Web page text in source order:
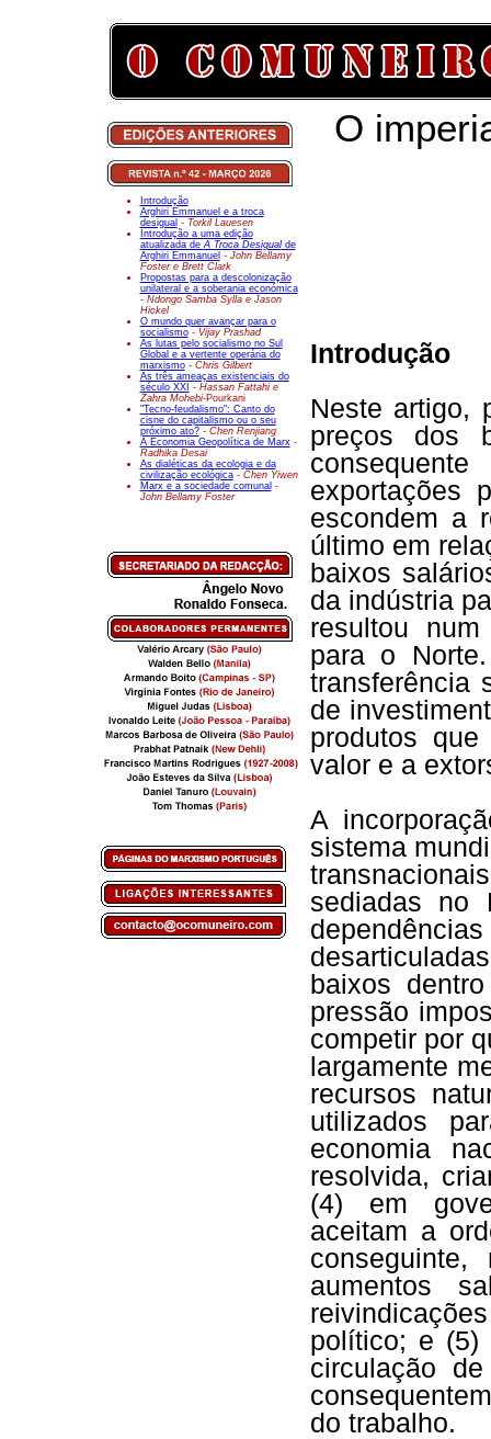
Introdução
Arghiri Emmanuel e a troca
desigual - Torkil Lauesen
Introdução a uma edição
atualizada deA Troca Desigualde
Arghiri Emmanuel - John Bellamy
Foster e Brett Clark
Propostas para a descolonização
unilateral e a soberania económica
- Ndongo Samba Sylla e Jason
Hickel
O mundo quer avançar para o
socialismo- Vijay Prashad
As lutas pelo socialismo no Sul
Global e a vertente operária do
marxismo- Chris Gilbert
As três ameaças existenciais do
século XXI - Hassan Fattahi e
Zahra Mohebi-Pourkani
"Tecno-feudalismo": Canto do
cisne do capitalismo ou o seu
próximo ato? - Chen Renjiang
A Economia Geopolítica de Marx-
Radhika Desai
As dialéticas da ecologia e da
civilização ecológica - Chen Yiwen
Marx e a sociedade comunal -
John Bellamy Foster
O
Introdução
Neste artigo,
preços dos
exportações
escondem a
último em
baixos
da indústria
resultou
para o
transferência
de
produtos
valor e a
A
sistema
sediadas no
baixos
pressão
competir por
largamente
recursos
utilizados
economia
resolvida,
(4) em
aceitam a
aumentos
político; e (5)
circulação
do trabalho.